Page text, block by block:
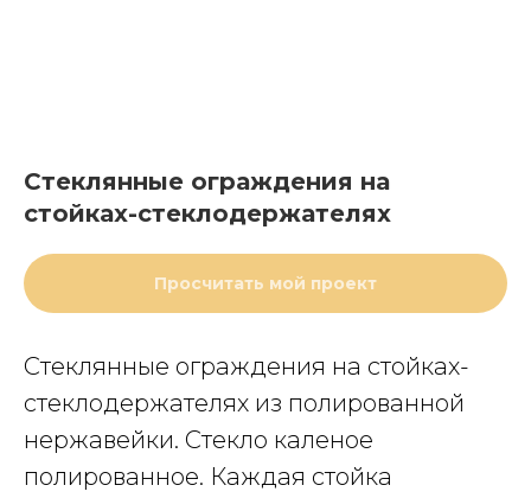
Стеклянные ограждения на
стойках-стеклодержателях
Просчитать мой проект
Стеклянные ограждения на стойках-
стеклодержателях из полированной
нержавейки. Стекло каленое
полированное. Каждая стойка